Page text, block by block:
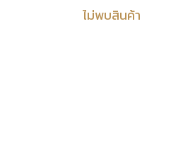
ไม่พบสินค้า